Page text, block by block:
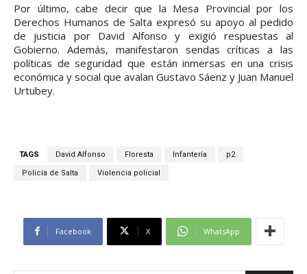
Por último, cabe decir que la Mesa Provincial por los
Derechos Humanos de Salta expresó su apoyo al pedido
de justicia por David Alfonso y exigió respuestas al
Gobierno. Además, manifestaron sendas críticas a las
políticas de seguridad que están inmersas en una crisis
económica y social que avalan Gustavo Sáenz y Juan Manuel
Urtubey.
TAGS David Alfonso Floresta Infantería p2
Policía de Salta Violencia policial
Facebook X WhatsApp